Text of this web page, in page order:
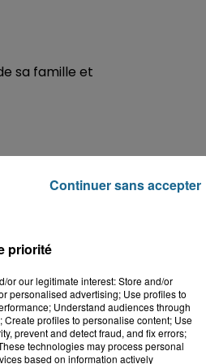
sa famille et
passé ce
matin
priorité
or our legitimate interest: Store and/or
personalised advertising; Use profiles to
Understand audiences through
profiles to personalise content; Use
prevent and detect fraud, and fix errors;
technologies may process personal
based on information actively
Continuer sans accepter